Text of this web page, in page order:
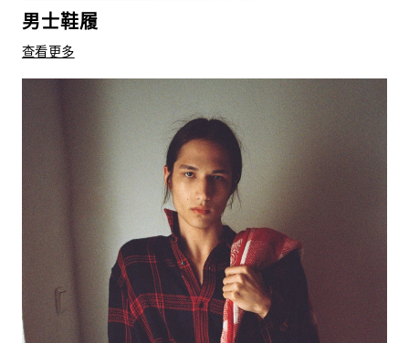
男士鞋履
查看更多